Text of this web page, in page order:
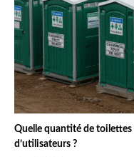
Quelle quantité de
d’utilisateurs ?